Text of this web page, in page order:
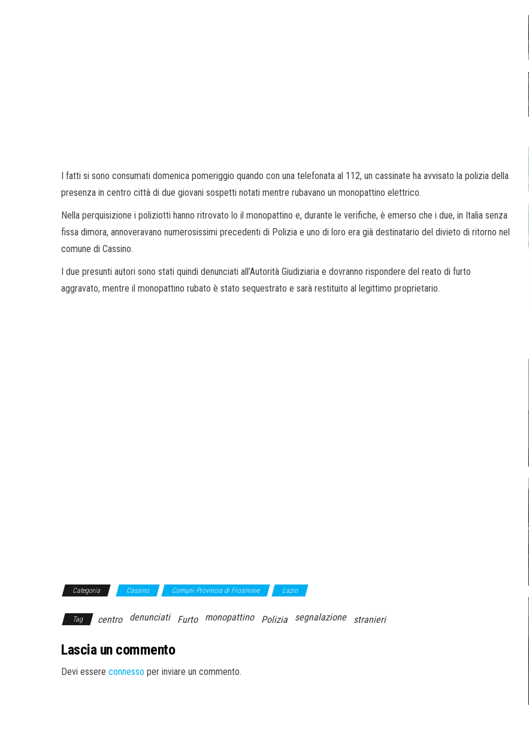
I fatti si sono consumati domenica pomeriggio quando con una telefonata al 112, un cassinate ha avvisato la polizia della
presenza in centro città di due giovani sospetti notati mentre rubavano un monopattino elettrico.
Nella perquisizione i poliziotti hanno ritrovato lo il monopattino e, durante le verifiche, è emerso che i due, in Italia senza
fissa dimora, annoveravano numerosissimi precedenti di Polizia e uno di loro era già destinatario del divieto di ritorno nel
comune di Cassino.
I due presunti autori sono stati quindi denunciati all’Autorità Giudiziaria e dovranno rispondere del reato di furto
aggravato, mentre il monopattino rubato è stato sequestrato e sarà restituito al legittimo proprietario.
Categoria Cassino Comuni Provincia di Frosinone Lazio
Tag centro denunciati Furto monopattino Polizia segnalazione stranieri
Lascia un commento
Devi essere connesso per inviare un commento.